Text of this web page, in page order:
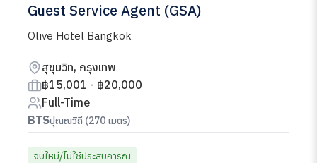
Guest Service Agent (GSA)
Olive Hotel Bangkok
สุขุมวิท, กรุงเทพ
฿15,001 - ฿20,000
Full-Time
BTSปุณณวิถี (270 เมตร)
จบใหม่/ไม่ใช้ประสบการณ์